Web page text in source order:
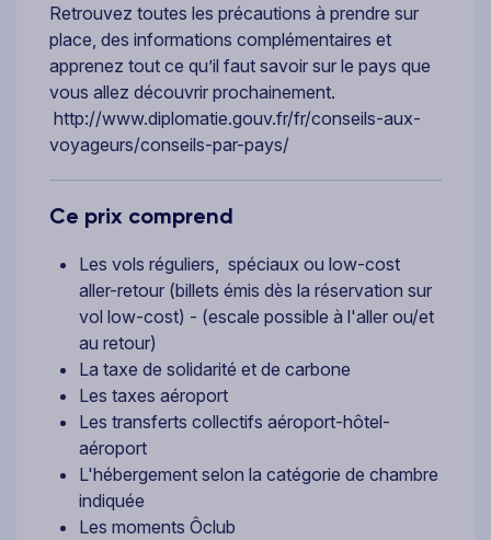
Retrouvez toutes les précautions à prendre sur
place, des informations complémentaires et
apprenez tout ce qu’il faut savoir sur le pays que
vous allez découvrir prochainement.
http://www.diplomatie.gouv.fr/fr/conseils-aux-
voyageurs/conseils-par-pays/
Ce prix comprend
Les vols réguliers, spéciaux ou low-cost
aller-retour (billets émis dès la réservation sur
vol low-cost) - (escale possible à l'aller ou/et
au retour)
La taxe de solidarité et de carbone
Les taxes aéroport
Les transferts collectifs aéroport-hôtel-
aéroport
L'hébergement selon la catégorie de chambre
indiquée
Les moments Ôclub